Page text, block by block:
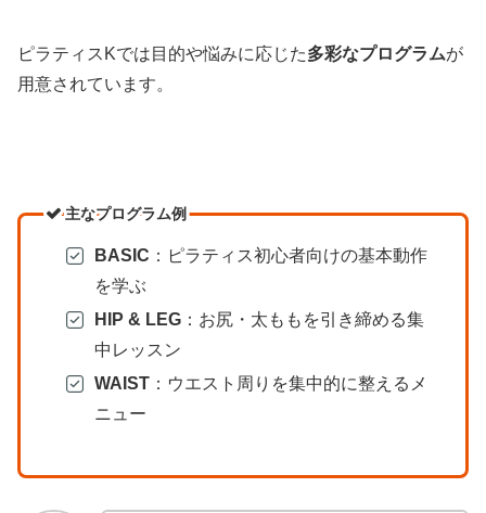
ピラティスKでは目的や悩みに応じた多彩なプログラムが
用意されています。
主なプログラム例
BASIC ：ピラティス初心者向けの基本動作
を学ぶ
HIP & LEG：お尻・太ももを引き締める集
中レッスン
WAIST：ウエスト周りを集中的に整えるメ
ニュー